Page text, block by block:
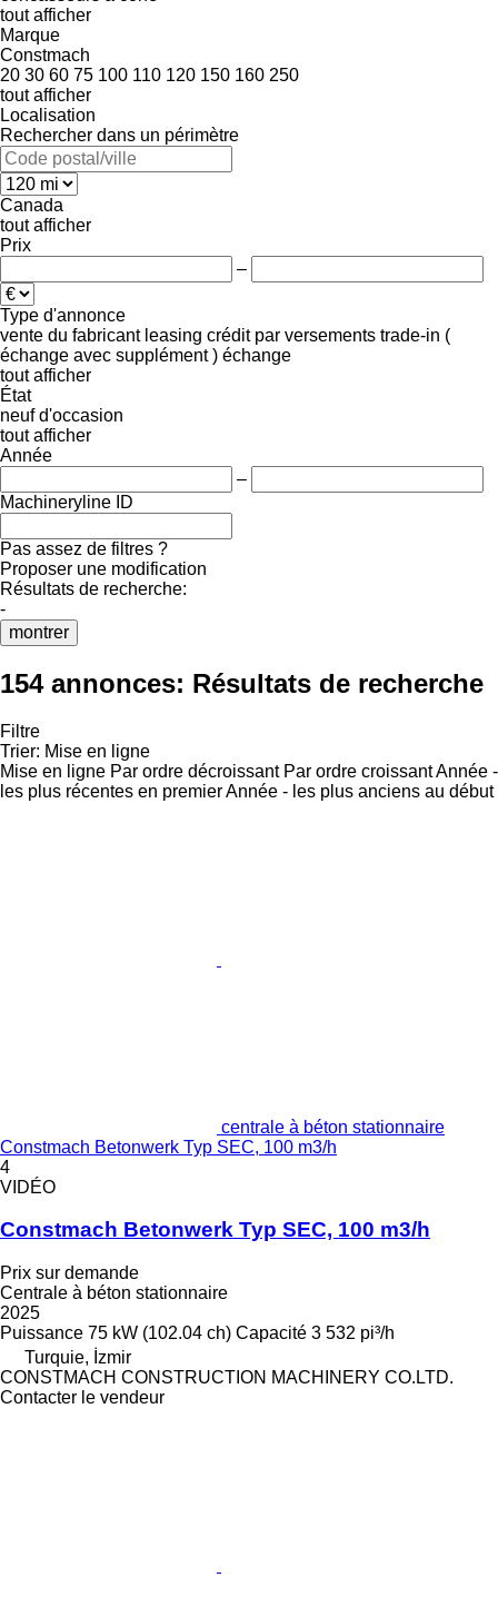
tout afficher
Marque
Constmach
20 30 60 75 100 110 120 150 160 250
tout afficher
Localisation
Rechercher dans un périmètre
Canada
tout afficher
Prix
–
Type d'annonce
vente du fabricant leasing crédit par versements trade-in (
échange avec supplément ) échange
tout afficher
État
neuf d'occasion
tout afficher
Année
–
Machineryline ID
Pas assez de filtres ?
Proposer une modification
Résultats de recherche:
-
montrer
154 annonces: Résultats de recherche
Filtre
Trier: Mise en ligne
Mise en ligne Par ordre décroissant Par ordre croissantAnnée -
les plus récentes en premierAnnée - les plus anciens au début
centrale à béton stationnaire
Constmach Betonwerk Typ SEC, 100 m3/h
4
VIDÉO
Constmach Betonwerk Typ SEC, 100 m3/h
Prix sur demande
Centrale à béton stationnaire
2025
Puissance 75 kW (102.04 ch) Capacité 3 532 pi³/h
Turquie, İzmir
CONSTMACH CONSTRUCTION MACHINERY CO.LTD.
Contacter le vendeur